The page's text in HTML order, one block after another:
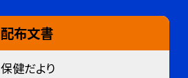
配布文書
保健だより